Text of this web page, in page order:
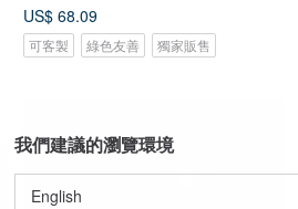
US$ 68.09
可客製 綠色友善 獨家販售
我們建議的瀏覽環境